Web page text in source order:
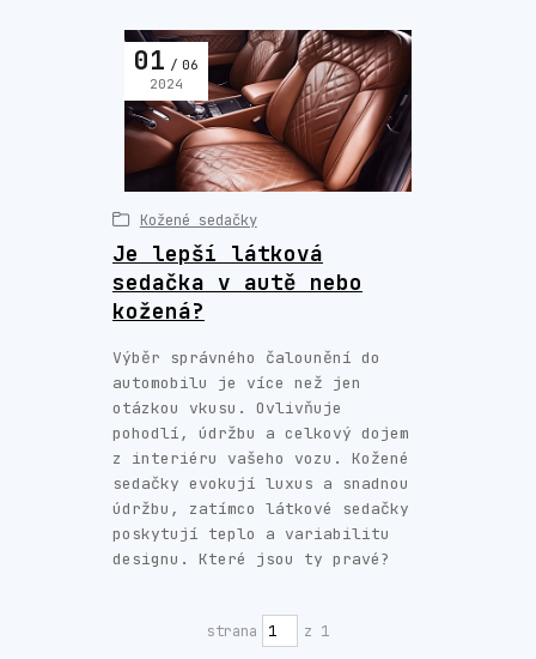
Je lepší látková
sedačka v autě nebo
kožená?
01
06
2024
Kožené sedačky
Výběr správného čalounění do
automobilu je více než jen
otázkou vkusu. Ovlivňuje
pohodlí, údržbu a celkový dojem
z interiéru vašeho vozu. Kožené
sedačky evokují luxus a snadnou
údržbu, zatímco látkové sedačky
poskytují teplo a variabilitu
designu. Které jsou ty pravé?
strana z 1